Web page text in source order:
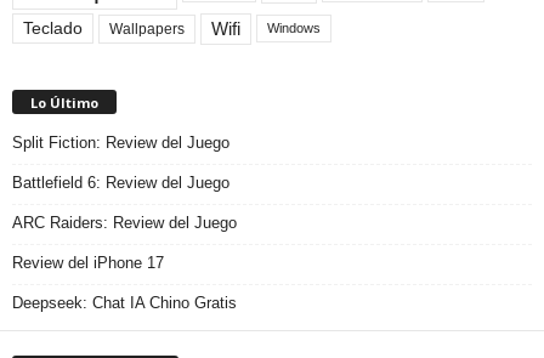
Teclado Wallpapers Wifi Windows
Lo Último
Split Fiction: Review del Juego
Battlefield 6: Review del Juego
ARC Raiders: Review del Juego
Review del iPhone 17
Deepseek: Chat IA Chino Gratis